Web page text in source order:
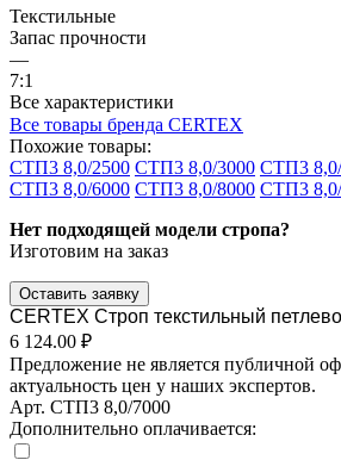
Текстильные
Запас прочности
—
7:1
Все характеристики
Все товары бренда CERTEX
Похожие товары:
СТП3 8,0/2500 СТП3 8,0/3000 СТП3
СТП3 8,0/6000 СТП3 8,0/8000 СТП3
Нет подходящей модели стропа?
Изготовим на заказ
Оставить заявку
CERTEX Строп текстильный
6 124.00 ₽
Предложение не является публичной
актуальность цен у наших экспертов.
Арт. СТП3 8,0/7000
Дополнительно оплачивается: